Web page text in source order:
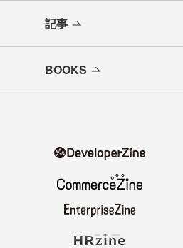
記事
BOOKS